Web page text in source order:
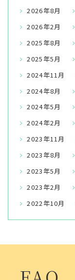
2026年8月
2026年2月
2025年8月
2025年5月
2024年11月
2024年8月
2024年5月
2024年2月
2023年11月
2023年8月
2023年5月
2023年2月
2022年10月